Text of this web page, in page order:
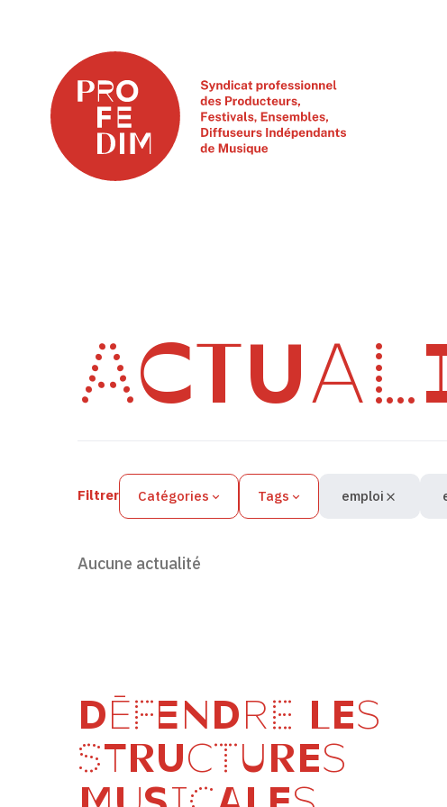
Filtres des actualités
Filtrer Catégories Tags emploi
Aucune actualité
DÉFENDRE LES
STRUCTURES